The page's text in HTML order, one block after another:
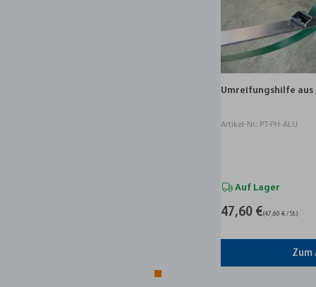
Umreifungshilfe KN
In geringer
54,10 €(54,10 € / St.)
Zum